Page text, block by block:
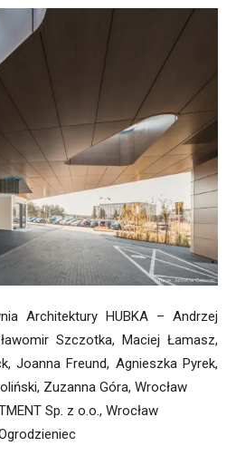
Architektury HUBKA – Andrzej
Szczotka, Maciej Łamasz,
Joanna Freund, Agnieszka Pyrek,
Zuzanna Góra, Wrocław
Sp. z o.o., Wrocław